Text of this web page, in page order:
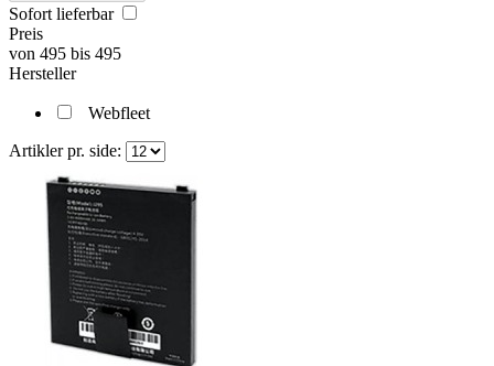
Sofort lieferbar
Preis
von 495 bis 495
Hersteller
Webfleet
Artikler pr. side: